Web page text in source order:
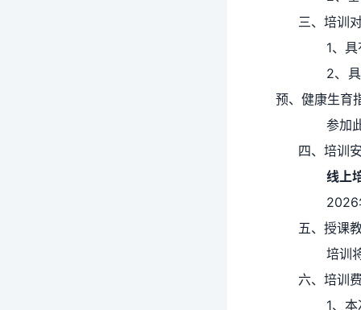
三、培训
1、
2、
预、健康生育
参加
四、培训
线上
五、授课
培训
六、培训
1、